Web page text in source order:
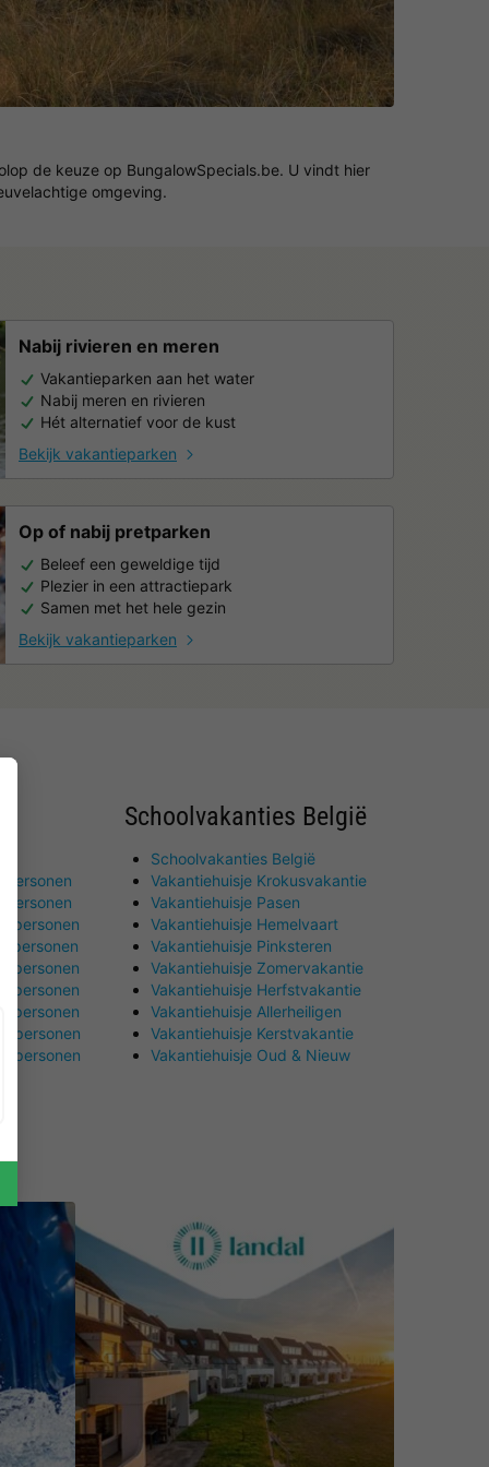
de keuze op BungalowSpecials.be. U vindt hier
omgeving.
Nabij rivieren en meren
Vakantieparken aan het water
Nabij meren en rivieren
Hét alternatief voor de kust
Bekijk vakantieparken
Op of nabij pretparken
Beleef een geweldige tijd
Plezier in een attractiepark
Samen met het hele gezin
Bekijk vakantieparken
personen
personen
personen
personen
personen
personen
personen
Schoolvakanties België
Schoolvakanties België
Vakantiehuisje Krokusvakantie
Vakantiehuisje Pasen
Vakantiehuisje Hemelvaart
Vakantiehuisje Pinksteren
Vakantiehuisje Zomervakantie
Vakantiehuisje Herfstvakantie
Vakantiehuisje Allerheiligen
Vakantiehuisje Kerstvakantie
Vakantiehuisje Oud & Nieuw